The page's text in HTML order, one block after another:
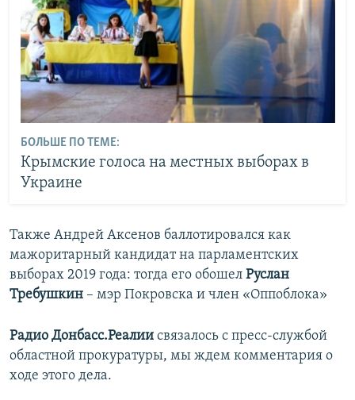
БОЛЬШЕ ПО ТЕМЕ:
Крымские голоса на местных выборах в
Украине
Также Андрей Аксенов баллотировался как
мажоритарный кандидат на парламентских
выборах 2019 года: тогда его обошел Руслан
Требушкин – мэр Покровска и член «Оппоблока»
Радио Донбасс.Реалии связалось с пресс-службой
областной прокуратуры, мы ждем комментария о
ходе этого дела.